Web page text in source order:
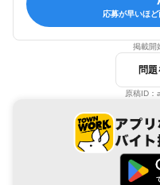
応募が早いほ
掲載開
問
原稿ID：